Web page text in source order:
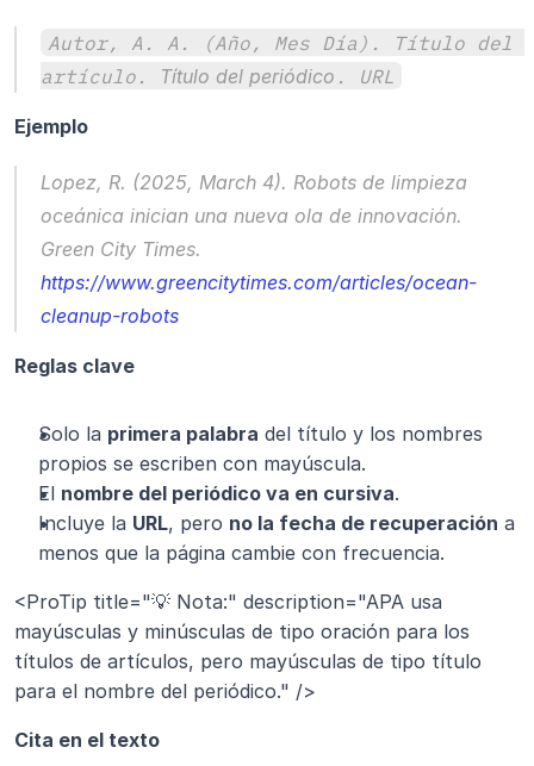
Autor, A. A. (Año, Mes Día). Título del
artículo. Título del periódico . URL
Ejemplo
Lopez, R. (2025, March 4). Robots de limpieza
Green City Times
https://www.greencitytimes.com/articles/ocean-
cleanup-robots
Reglas clave
Solo la primera palabra del título y los nombres
propios se escriben con mayúscula.
El nombre del periódico va en cursiva.
Incluye la URL, pero no la fecha de recuperación a
menos que la página cambie con frecuencia.
<ProTip title="💡 Nota:" description="APA usa
mayúsculas y minúsculas de tipo oración para los
títulos de artículos, pero mayúsculas de tipo título
para el nombre del periódico." />
Cita en el texto